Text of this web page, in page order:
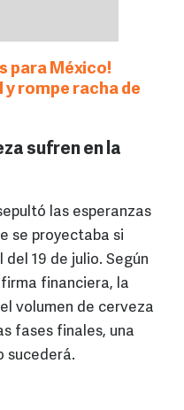
para México!
y rompe racha de
sufren en la
las esperanzas
se proyectaba si
19 de julio. Según
financiera, la
volumen de cerveza
fases finales, una
sucederá.